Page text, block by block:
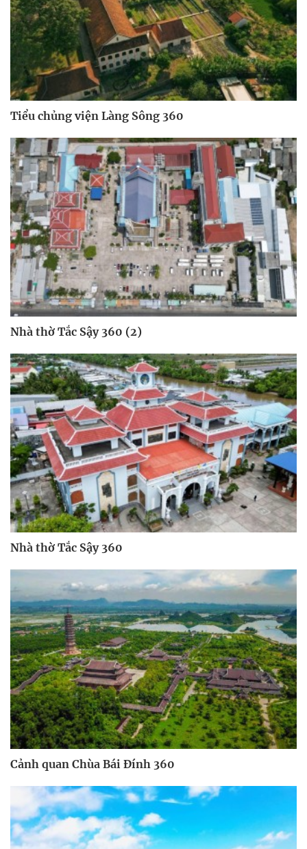
Tiểu chủng viện Làng Sông 360
Nhà thờ Tắc Sậy 360 (2)
Nhà thờ Tắc Sậy 360
Cảnh quan Chùa Bái Đính 360